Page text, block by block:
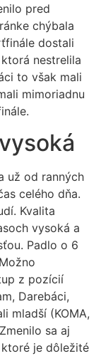
pred
chýbala
dostali
nestrelila
to však mali
mimoriadnu
už od ranných
celého dňa.
Kvalita
vysoká a
Padlo o 6
z pozícií
Darebáci,
mladší (KOMA,
sa aj
je dôležité